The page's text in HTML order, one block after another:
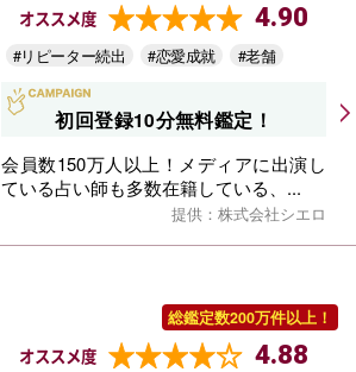
オススメ度 4.90
#リピーター続出 #恋愛成就 #老舗
初回登録10分無料鑑定！
会員数150万人以上！メディアに出演し
ている占い師も多数在籍している、...
提供：株式会社シエロ
総鑑定数200万件以上！
オススメ度 4.88